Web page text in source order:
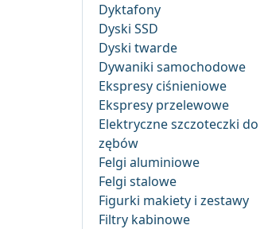
Dyktafony
Dyski SSD
Dyski twarde
Dywaniki samochodowe
Ekspresy ciśnieniowe
Ekspresy przelewowe
Elektryczne szczoteczki do
zębów
Felgi aluminiowe
Felgi stalowe
Figurki makiety i zestawy
Filtry kabinowe